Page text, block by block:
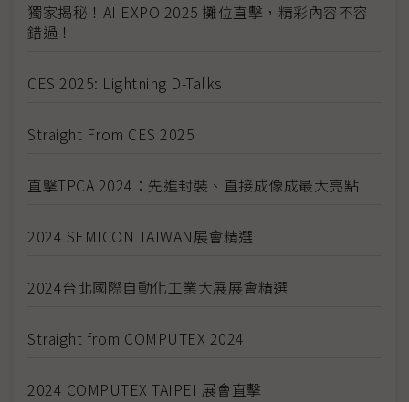
獨家揭秘！AI EXPO 2025 攤位直擊，精彩內容不容
錯過！
CES 2025: Lightning D-Talks
Straight From CES 2025
直擊TPCA 2024：先進封裝、直接成像成最大亮點
2024 SEMICON TAIWAN展會精選
2024台北國際自動化工業大展展會精選
Straight from COMPUTEX 2024
2024 COMPUTEX TAIPEI 展會直擊